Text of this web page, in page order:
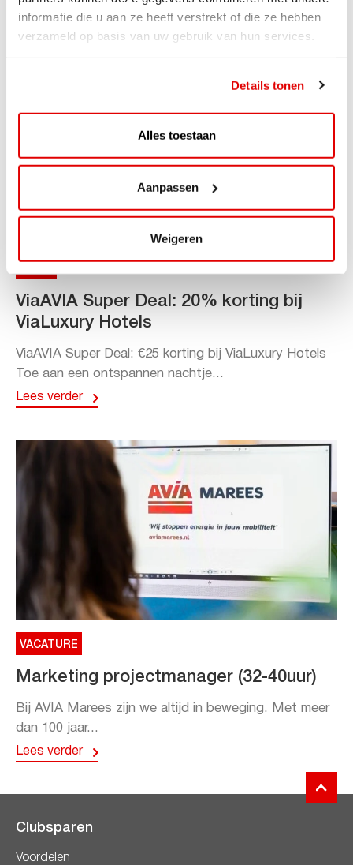
informatie die u aan ze heeft verstrekt of die ze hebben
verzameld op basis van uw gebruik van hun services.
Details tonen
Alles toestaan
Aanpassen
Weigeren
Lees verder
ViaAVIA Super Deal: 20% korting bij
ViaLuxury Hotels
ViaAVIA Super Deal: €25 korting bij ViaLuxury Hotels
Toe aan een ontspannen nachtje...
Lees verder
VACATURE
Marketing projectmanager (32-40uur)
Bij AVIA Marees zijn we altijd in beweging. Met meer
dan 100 jaar...
Lees verder
Clubsparen
Voordelen